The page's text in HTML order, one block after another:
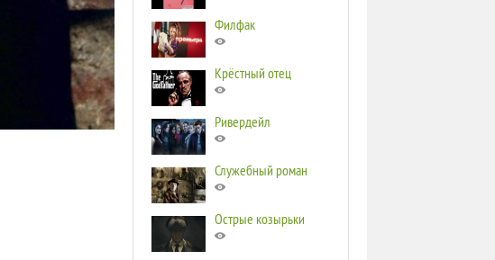
Филфак
Крёстный отец
Ривердейл
Служебный роман
Острые козырьки